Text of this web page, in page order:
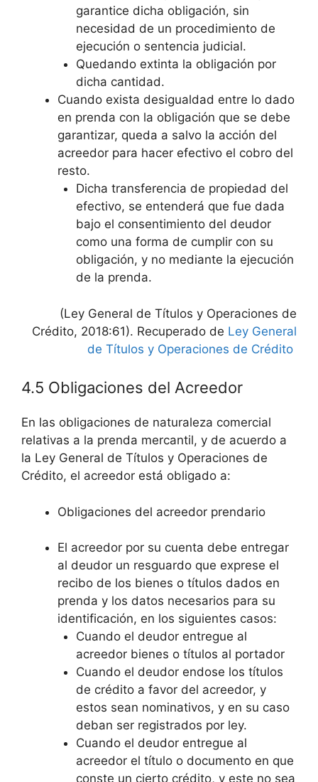
garantice dicha obligación, sin
necesidad de un procedimiento de
ejecución o sentencia judicial.
Quedando extinta la obligación por
dicha cantidad.
Cuando exista desigualdad entre lo dado
en prenda con la obligación que se debe
garantizar, queda a salvo la acción del
acreedor para hacer efectivo el cobro del
resto.
Dicha transferencia de propiedad del
efectivo, se entenderá que fue dada
bajo el consentimiento del deudor
como una forma de cumplir con su
obligación, y no mediante la ejecución
de la prenda.
(Ley General de Títulos y Operaciones de
Crédito, 2018:61). Recuperado de Ley General
de Títulos y Operaciones de Crédito
4.5 Obligaciones del Acreedor
En las obligaciones de naturaleza comercial
relativas a la prenda mercantil, y de acuerdo a
la Ley General de Títulos y Operaciones de
Crédito, el acreedor está obligado a:
Obligaciones del acreedor prendario
El acreedor por su cuenta debe entregar
al deudor un resguardo que exprese el
recibo de los bienes o títulos dados en
prenda y los datos necesarios para su
identificación, en los siguientes casos:
Cuando el deudor entregue al
acreedor bienes o títulos al portador
Cuando el deudor endose los títulos
de crédito a favor del acreedor, y
estos sean nominativos, y en su caso
deban ser registrados por ley.
Cuando el deudor entregue al
acreedor el título o documento en que
conste un cierto crédito, y este no sea